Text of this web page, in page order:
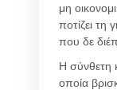
μη
ποτίζει τη
που δε
Η σύνθετη
οποία